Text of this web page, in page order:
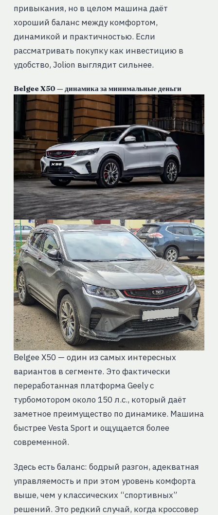
привыкания, но в целом машина даёт
хороший баланс между комфортом,
динамикой и практичностью. Если
рассматривать покупку как инвестицию в
удобство, Jolion выглядит сильнее.
Belgee X50 — динамика за минимальные деньги
Belgee X50 — один из самых интересных
вариантов в сегменте. Это фактически
переработанная платформа Geely с
турбомотором около 150 л.с., который даёт
заметное преимущество по динамике. Машина
быстрее Vesta Sport и ощущается более
современной.
Здесь есть баланс: бодрый разгон, адекватная
управляемость и при этом уровень комфорта
выше, чем у классических “спортивных”
решений. Это редкий случай, когда кроссовер